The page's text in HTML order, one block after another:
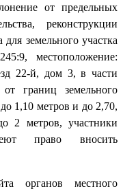
от предельных
реконструкции
для земельного участка
местоположение:
22-й, дом 3, в части
границ земельного
1,10 метров и до 2,70,
2 метров, участники
право вносить
органов местного